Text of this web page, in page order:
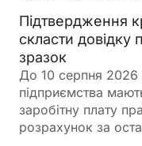
Підтвердження
скласти
зразок
До 10 серпня 2026
підприємства
заробітну плату
розрахунок за